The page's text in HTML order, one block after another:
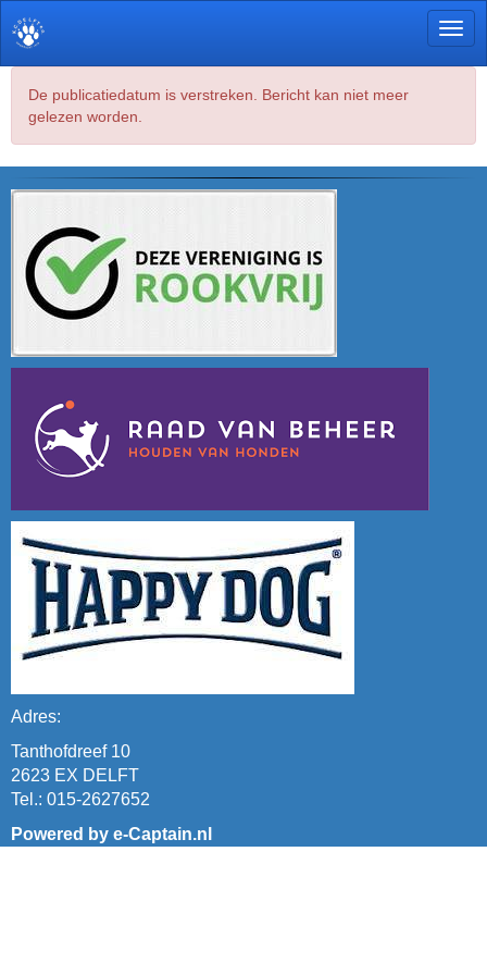
De publicatiedatum is verstreken. Bericht kan niet meer
gelezen worden.
Adres:
Tanthofdreef 10
2623 EX DELFT
Tel.: 015-2627652
Powered by e-Captain.nl